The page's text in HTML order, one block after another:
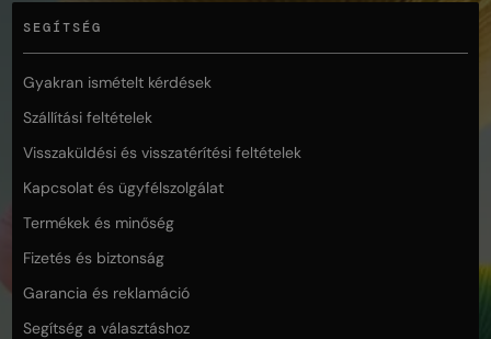
SEGÍTSÉG
Gyakran ismételt kérdések
Szállítási feltételek
Visszaküldési és visszatérítési feltételek
Kapcsolat és ügyfélszolgálat
Termékek és minőség
Fizetés és biztonság
Garancia és reklamáció
Segítség a választáshoz